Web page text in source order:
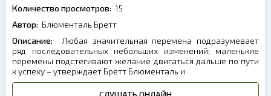
Количество просмотров: 15
Автор: Блюменталь Бретт
Описание:
Любая значительная перемена подразумевает
ряд последовательных небольших изменений; маленькие
перемены подстегивают желание двигаться дальше по пути
к успеху – утверждает Бретт Блюменталь и